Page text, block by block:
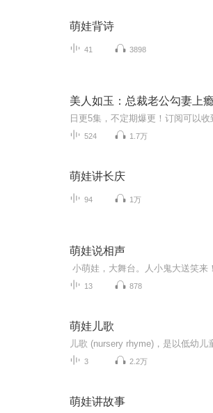
萌娃背诗
41 3898
524 1.7万
萌娃讲长庆
94 1万
萌娃说相声
13 878
萌娃儿歌
3 2.2万
萌娃讲故事